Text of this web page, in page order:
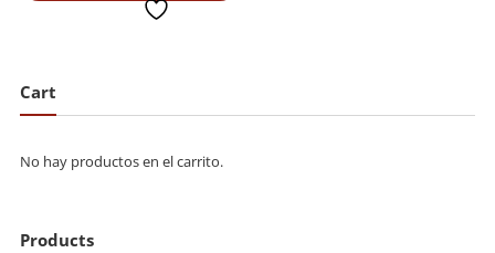
Cart
No hay productos en el carrito.
Products